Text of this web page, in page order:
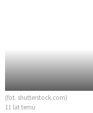
(fot. shutterstock.com)
11 lat temu